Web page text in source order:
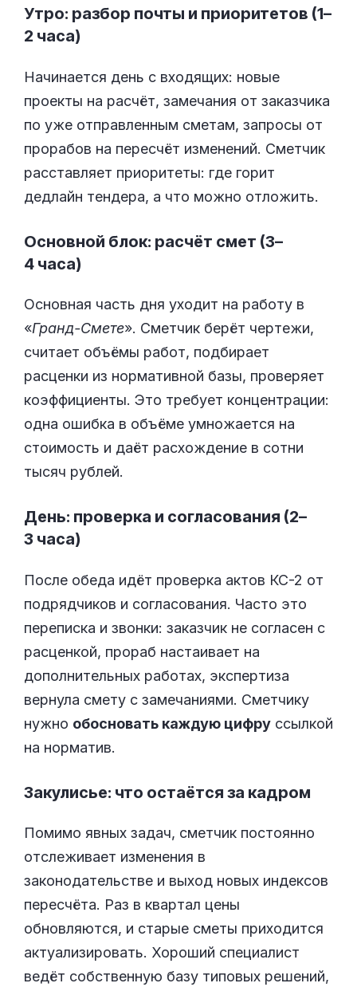
Утро: разбор почты и приоритетов (1–
2 часа)
Начинается день с входящих: новые
проекты на расчёт, замечания от заказчика
по уже отправленным сметам, запросы от
прорабов на пересчёт изменений. Сметчик
расставляет приоритеты: где горит
дедлайн тендера, а что можно отложить.
Основной блок: расчёт смет (3–
4 часа)
Основная часть дня уходит на работу в
«Гранд-Смете». Сметчик берёт чертежи,
считает объёмы работ, подбирает
расценки из нормативной базы, проверяет
коэффициенты. Это требует концентрации:
одна ошибка в объёме умножается на
стоимость и даёт расхождение в сотни
тысяч рублей.
День: проверка и согласования (2–
3 часа)
После обеда идёт проверка актов КС-2 от
подрядчиков и согласования. Часто это
переписка и звонки: заказчик не согласен с
расценкой, прораб настаивает на
дополнительных работах, экспертиза
вернула смету с замечаниями. Сметчику
нужно обосновать каждую цифру ссылкой
на норматив.
Закулисье: что остаётся за кадром
Помимо явных задач, сметчик постоянно
отслеживает изменения в
законодательстве и выход новых индексов
пересчёта. Раз в квартал цены
обновляются, и старые сметы приходится
актуализировать. Хороший специалист
ведёт собственную базу типовых решений,